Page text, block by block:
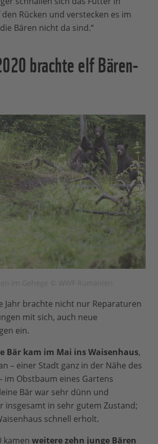
den Rücken und verstecken es im
Bären nicht da sind.“
brachte elf Bären-
Jahr brachte nicht nur Reparaturen
mit sich, auch neue
ein.
Bär kam im Mai ins Waisenhaus,
– einer Stadt ganz in der Nähe des
im Obstbaum eines Gartens
Bär war sehr dünn und
insgesamt in sehr gutem Zustand;
schnell erholt.
kamen weitere zehn junge Bären